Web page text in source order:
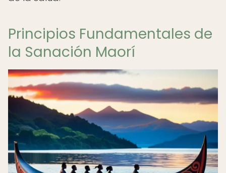
Principios Fundamentales de
la Sanación Maorí